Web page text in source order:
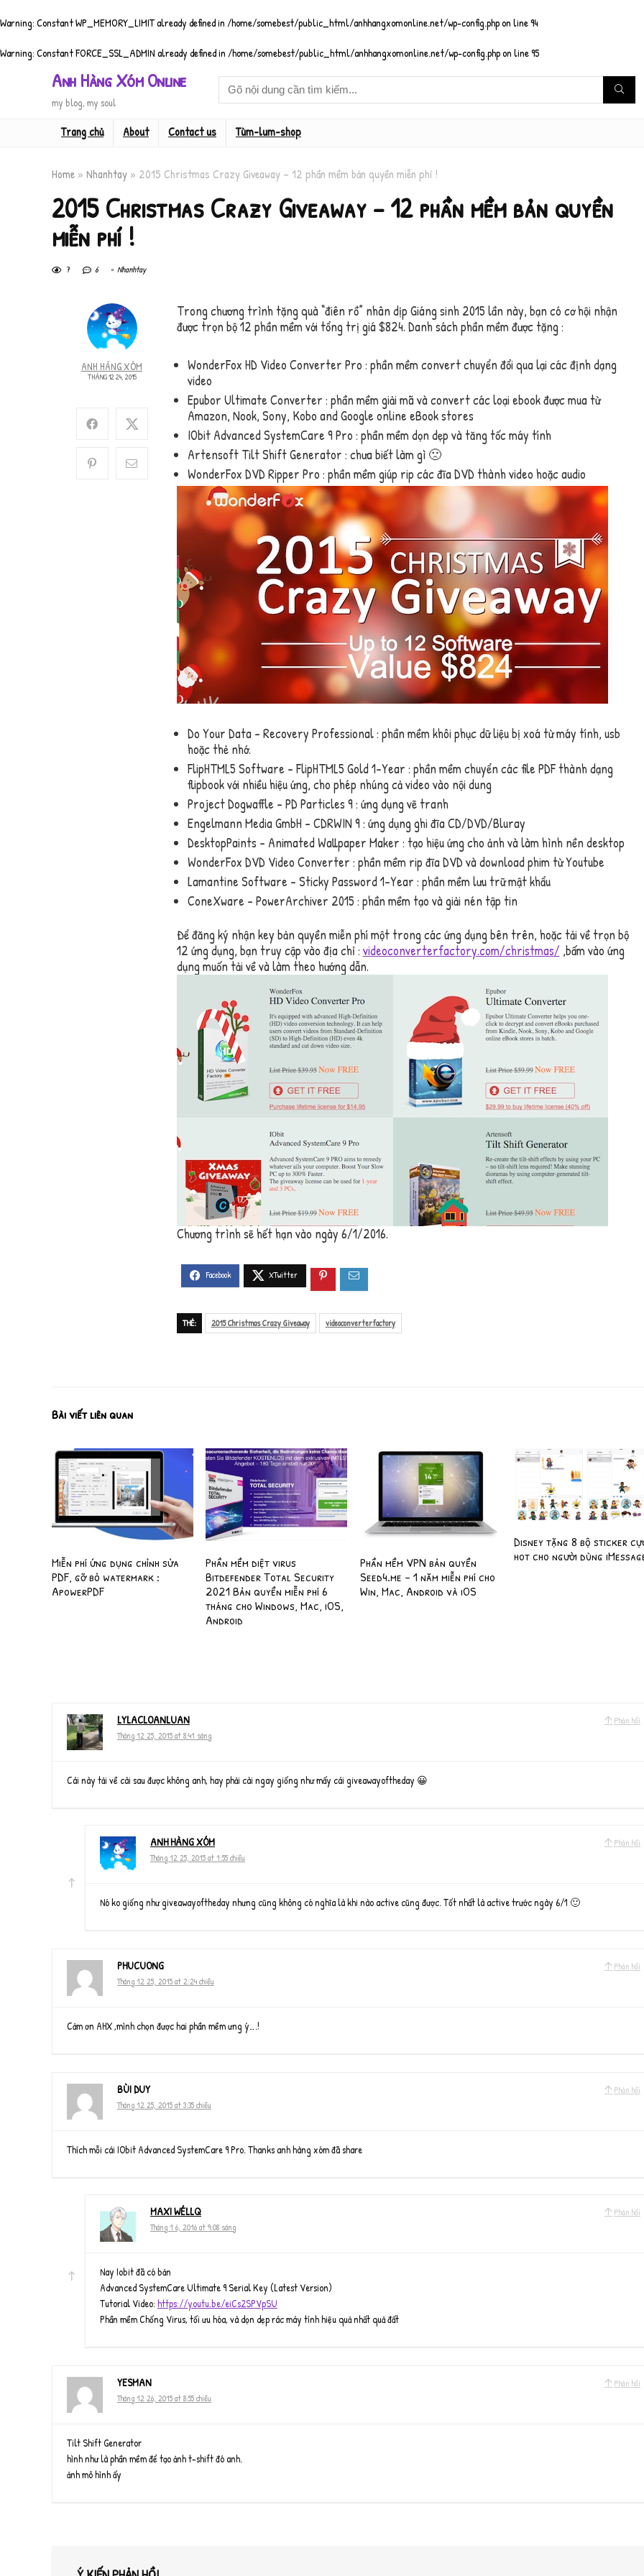
Warning: Constant WP_MEMORY_LIMIT already defined in/home/somebest/public_html/anhhangxomonline.net/wp-config.phpon line94
Warning: Constant FORCE_SSL_ADMIN already defined in/home/somebest/public_html/anhhangxomonline.net/wp-config.phpon line95
Anh Hàng Xóm Online
my blog, my soul
Trang chủ About Contact us Tùm-lum-shop
Home » Nhanhtay » 2015 Christmas Crazy Giveaway – 12 phần mềm bản quyền miễn phí !
2015 Christmas Crazy Giveaway – 12 phần mềm bản quyền
miễn phí !
7 6 Nhanhtay
ANH HÀNG XÓM
THÁNG 12 24, 2015
Trong chương trình tặng quà “điên rồ” nhân dịp Giáng sinh 2015 lần này, bạn có cơ hội nhận
được trọn bộ 12 phần mềm với tổng trị giá $824. Danh sách phần mềm được tặng :
WonderFox HD Video Converter Pro : phần mềm convert chuyển đổi qua lại các định dạng
video
Epubor Ultimate Converter : phần mềm giải mã và convert các loại ebook được mua từ
Amazon, Nook, Sony, Kobo and Google online eBook stores
IObit Advanced SystemCare 9 Pro : phần mềm dọn dẹp và tăng tốc máy tính
Artensoft Tilt Shift Generator : chưa biết làm gì 🙁
WonderFox DVD Ripper Pro : phần mềm giúp rip các đĩa DVD thành video hoặc audio
Do Your Data – Recovery Professional : phần mềm khôi phục dữ liệu bị xoá từ máy tính, usb
hoặc thẻ nhớ.
FlipHTML5 Software – FlipHTML5 Gold 1-Year : phần mềm chuyển các file PDF thành dạng
flipbook với nhiều hiệu ứng, cho phép nhúng cả video vào nội dung
Project Dogwaffle – PD Particles 9 : ứng dụng vẽ tranh
Engelmann Media GmbH – CDRWIN 9 : ứng dụng ghi đĩa CD/DVD/Bluray
DesktopPaints – Animated Wallpaper Maker : tạo hiệu ứng cho ảnh và làm hình nền desktop
WonderFox DVD Video Converter : phần mềm rip đĩa DVD và download phim từ Youtube
Lamantine Software – Sticky Password 1-Year : phần mềm lưu trữ mật khẩu
ConeXware – PowerArchiver 2015 : phần mềm tạo và giải nén tập tin
Để đăng ký nhận key bản quyền miễn phí một trong các ứng dụng bên trên, hoặc tải về trọn bộ
12 ứng dụng, bạn truy cập vào địa chỉ : videoconverterfactory.com/christmas/ ,bấm vào ứng
dụng muốn tải về và làm theo hướng dẫn.
Chương trình sẽ hết hạn vào ngày 6/1/2016.
THẺ: 2015 Christmas Crazy Giveaway videoconverterfactory
Bài viết liên quan
Miễn phí ứng dụng chỉnh sửa
PDF, gỡ bỏ watermark :
ApowerPDF
Phần mềm diệt virus
Bitdefender Total Security
2021 Bản quyền miễn phí 6
tháng cho Windows, Mac, iOS,
Android
Phần mềm VPN bản quyền
Seed4.me – 1 năm miễn phí cho
Win, Mac, Android và iOS
Disney tặng 8 bộ sticker
hot cho người dùng
Phản hồi
LYLACLOANLUAN
Tháng 12 25, 2015 at 8:41 sáng
Cái này tải về cài sau được không anh, hay phải cài ngay giống như mấy cái giveawayoftheday 😀
Phản hồi
ANH HÀNG XÓM
Tháng 12 25, 2015 at 1:55 chiều
Nó ko giống như giveawayoftheday nhưng cũng không có nghĩa là khi nào active cũng được. Tốt nhất là active trước ngày 6/1 🙂
Phản hồi
PHUCUONG
Tháng 12 25, 2015 at 2:24 chiều
Cảm ơn AHX ,mình chọn được hai phần mềm ưng ý….!
Phản hồi
BÙI DUY
Tháng 12 25, 2015 at 3:35 chiều
Thích mỗi cái IObit Advanced SystemCare 9 Pro. Thanks anh hàng xóm đã share
Phản hồi
MAXI WÉLLQ
Tháng 1 6, 2016 at 9:08 sáng
Nay Iobit đã có bản
Advanced SystemCare Ultimate 9 Serial Key (Latest Version)
Tutorial Video: https://youtu.be/eiCs2SPVpSU
Phần mềm Chống Virus, tối ưu hóa, và dọn dẹp rác máy tính hiệu quả nhất quả đất
Phản hồi
YESMAN
Tháng 12 26, 2015 at 8:55 chiều
Tilt Shift Generator
hình như là phần mềm để tạo ảnh t-shift đó anh.
ảnh mô hình ấy